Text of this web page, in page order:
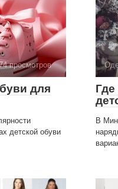
просмотров
для
детской обуви
В